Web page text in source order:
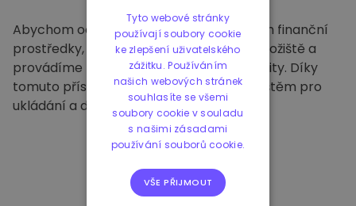
Abychom ochránili naše zákazníky a jejich finanční
prostředky, nabízíme bezpečné offline úložiště a
provádíme pravidelné bezpečnostní audity. Díky
tomuto přístupu je naše platforma útočištěm pro
ukládání a dalších kryptoměn.
Tyto webové stránky
používají soubory cookie
ke zlepšení uživatelského
zážitku. Používáním
našich webových stránek
souhlasíte se všemi
soubory cookie v souladu
s našimi zásadami
používání souborů cookie.
VŠE PŘIJMOUT